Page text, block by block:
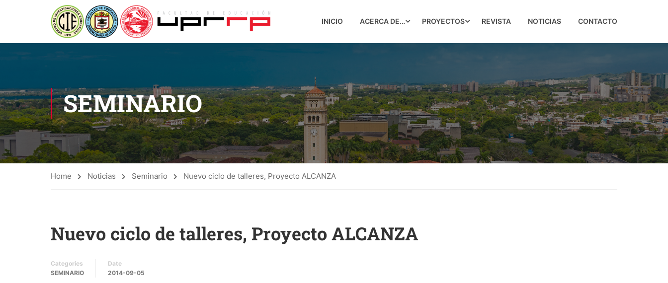
INICIO ACERCA DE… PROYECTOS REVISTA NOTICIAS CONTACTO
SEMINARIO
Home Noticias Seminario Nuevo ciclo de talleres, Proyecto ALCANZA
Nuevo ciclo de talleres, Proyecto ALCANZA
Categories
SEMINARIO
Date
2014-09-05